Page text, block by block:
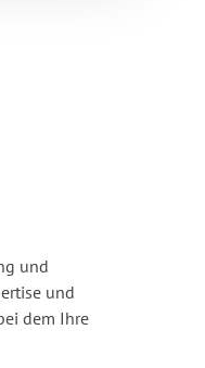
und
und
dem Ihre